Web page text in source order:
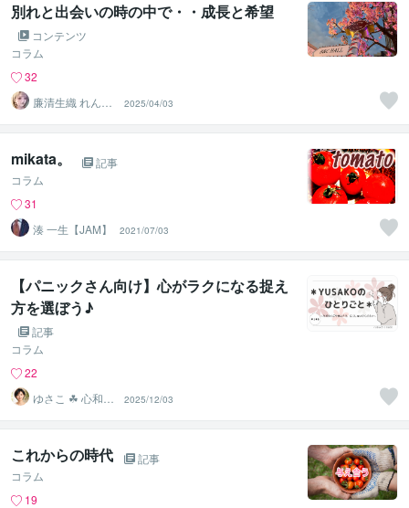
別れと出会いの時の中で・・成長と希望
コンテンツ
コラム
32
廉清生織 れんせ
い さき
2025/04/03
mikata。
記事
コラム
31
湊 一生【JAM】
2021/07/03
【パニックさん向け】心がラクになる捉え
方を選ぼう♪
記事
コラム
22
ゆさこ ☘ 心和ら
ぐ拠り所
2025/12/03
これからの時代
記事
コラム
19